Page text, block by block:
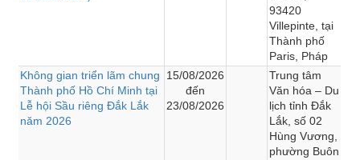
93420
Villepinte, tại
Thành phố
Paris, Pháp
Không gian triển lãm chung
Thành phố Hồ Chí Minh tại
Lễ hội Sầu riêng Đắk Lắk
năm 2026
15/08/2026
đến
23/08/2026
Trung tâm
Văn hóa – Du
lịch tỉnh Đắk
Lắk, số 02
Hùng Vương,
phường Buôn